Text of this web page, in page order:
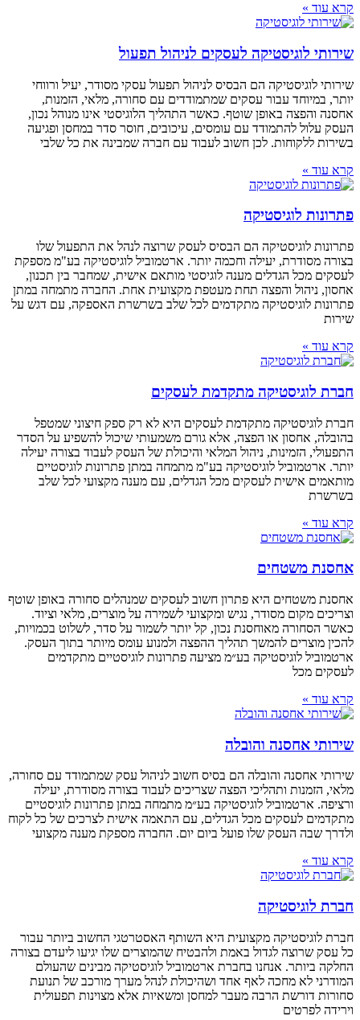
קרא עוד »
שירותי לוגיסטיקה לעסקים לניהול תפעול
שירותי לוגיסטיקה הם הבסיס לניהול תפעול עסקי מסודר, יעיל ורווחי
יותר, במיוחד עבור עסקים שמתמודדים עם סחורה, מלאי, הזמנות,
אחסנה והפצה באופן שוטף. כאשר התהליך הלוגיסטי אינו מנוהל נכון,
העסק עלול להתמודד עם עומסים, עיכובים, חוסר סדר במחסן ופגיעה
בשירות ללקוחות. לכן חשוב לעבוד עם חברה שמבינה את כל שלבי
קרא עוד »
פתרונות לוגיסטיקה
פתרונות לוגיסטיקה הם הבסיס לעסק שרוצה לנהל את התפעול שלו
בצורה מסודרת, יעילה וחכמה יותר. ארטמוביל לוגיסטיקה בע"מ מספקת
לעסקים מכל הגדלים מענה לוגיסטי מותאם אישית, שמחבר בין תכנון,
אחסון, ניהול והפצה תחת מעטפת מקצועית אחת. החברה מתמחה במתן
פתרונות לוגיסטיקה מתקדמים לכל שלב בשרשרת האספקה, עם דגש על
שירות
קרא עוד »
חברת לוגיסטיקה מתקדמת לעסקים
חברת לוגיסטיקה מתקדמת לעסקים היא לא רק ספק חיצוני שמטפל
בהובלה, אחסון או הפצה, אלא גורם משמעותי שיכול להשפיע על הסדר
התפעולי, הזמינות, ניהול המלאי והיכולת של העסק לעבוד בצורה יעילה
יותר. ארטמוביל לוגיסטיקה בע"מ מתמחה במתן פתרונות לוגיסטיים
מותאמים אישית לעסקים מכל הגדלים, עם מענה מקצועי לכל שלב
בשרשרת
קרא עוד »
אחסנת משטחים
אחסנת משטחים היא פתרון חשוב לעסקים שמנהלים סחורה באופן שוטף
וצריכים מקום מסודר, נגיש ומקצועי לשמירה על מוצרים, מלאי וציוד.
כאשר הסחורה מאוחסנת נכון, קל יותר לשמור על סדר, לשלוט בכמויות,
להכין מוצרים להמשך תהליך ההפצה ולמנוע עומס מיותר בתוך העסק.
ארטמוביל לוגיסטיקה בע״מ מציעה פתרונות לוגיסטיים מתקדמים
לעסקים מכל
קרא עוד »
שירותי אחסנה והובלה
שירותי אחסנה והובלה הם בסיס חשוב לניהול עסק שמתמודד עם סחורה,
מלאי, הזמנות ותהליכי הפצה שצריכים לעבוד בצורה מסודרת, יעילה
ורציפה. ארטמוביל לוגיסטיקה בע״מ מתמחה במתן פתרונות לוגיסטיים
מתקדמים לעסקים מכל הגדלים, עם התאמה אישית לצרכים של כל לקוח
ולדרך שבה העסק שלו פועל ביום יום. החברה מספקת מענה מקצועי
קרא עוד »
חברת לוגיסטיקה
חברת לוגיסטיקה מקצועית היא השותף האסטרטגי החשוב ביותר עבור
כל עסק שרוצה לגדול באמת ולהבטיח שהמוצרים שלו יגיעו ליעדם בצורה
החלקה ביותר. אנחנו בחברת ארטמוביל לוגיסטיקה מבינים שהעולם
המודרני לא מחכה לאף אחד ושהיכולת לנהל מערך מורכב של תנועת
סחורות דורשת הרבה מעבר למחסן ומשאיות אלא מצוינות תפעולית
וירידה לפרטים